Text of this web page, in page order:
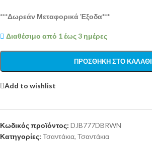
***Δωρεάν Μεταφορικά Έξοδα***
Διαθέσιμο από 1 έως 3 ημέρες
ΠΡΟΣΘΉΚΗ ΣΤΟ ΚΑΛΆΘΙ
Add to wishlist
Κωδικός προϊόντος: DJB777DBRWN
Κατηγορίες: Τσαντάκια, Τσαντάκια